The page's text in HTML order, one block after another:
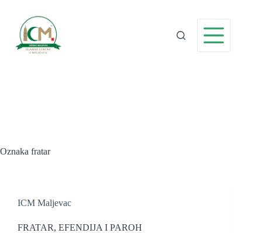
sadržaj
Oznaka fratar
ICM Maljevac
FRATAR, EFENDIJA I PAROH